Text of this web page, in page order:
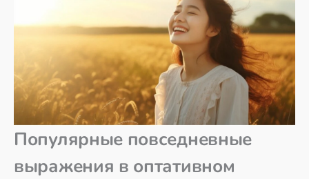
Популярные повседневные
выражения в оптативном